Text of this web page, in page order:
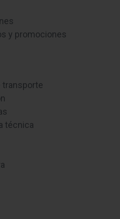
y promociones
transporte
técnica